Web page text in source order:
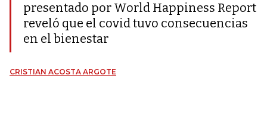
presentado por World Happiness Report
reveló que el covid tuvo consecuencias
en el bienestar
CRISTIAN ACOSTA ARGOTE